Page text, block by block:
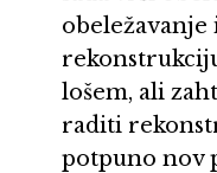
obeležavanje
lošem, ali
raditi
potpuno nov